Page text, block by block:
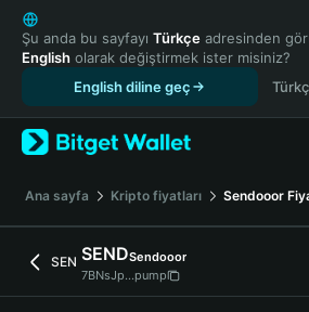
English
日本語
Tiếng Việt
Español (Latinoamérica)
Türkçe
Français
Deutsch
繁體中文
Português (Portugal)
Şu anda bu sayfayı Türkçe adresinden
English olarak değiştirmek ister misiniz?
English diline geç
Ana sayfa Kripto fiyatları Sendooor
SEN SENDSendooor
7BNsJp...pump